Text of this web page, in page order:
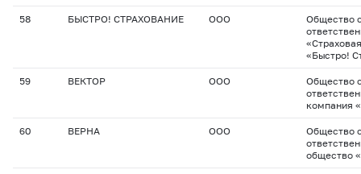
58 БЫСТРО! СТРАХОВАНИЕ ООО
Общество
«Быстро!
59 ВЕКТОР ООО
Общество
компания
60 ВЕРНА ООО
Общество
общество